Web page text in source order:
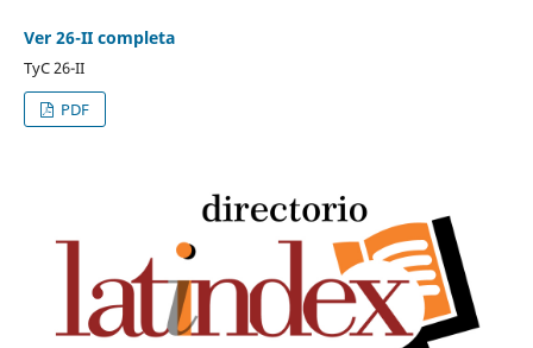
Ver 26-II completa
TyC 26-II
PDF